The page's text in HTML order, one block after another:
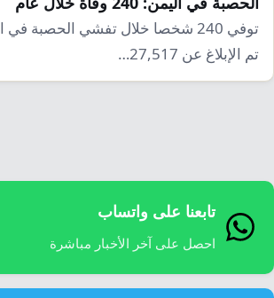
تم الإبلاغ عن 27,517…
تابعنا على واتساب
احصل على آخر الأخبار مباشرة